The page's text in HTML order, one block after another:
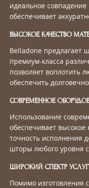
идеальное
обеспечивает
ВЫСОКОЕ КАЧЕСТВО
Belladone предлагает
премиум-класса
позволяет воплотить
обеспечить
СОВРЕМЕННОЕ
Использование
обеспечивает высокое
точность исполнения
шторы любого уровня
ШИРОКИЙ СПЕКТР УСЛУГ
Помимо изготовления